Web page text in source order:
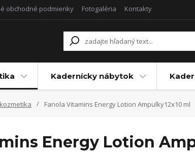
obchodné podmienky Fotogaléria Kontakty
Kadernícky nábytok
Fanola Vitamins Energy Lotion Ampulky12x10 ml
Energy Lotion